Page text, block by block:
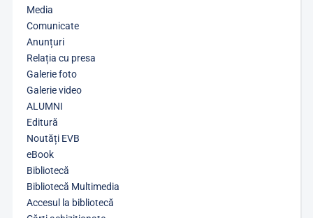
Media
Comunicate
Anunțuri
Relația cu presa
Galerie foto
Galerie video
ALUMNI
Editură
Noutăți EVB
eBook
Bibliotecă
Bibliotecă Multimedia
Accesul la bibliotecă